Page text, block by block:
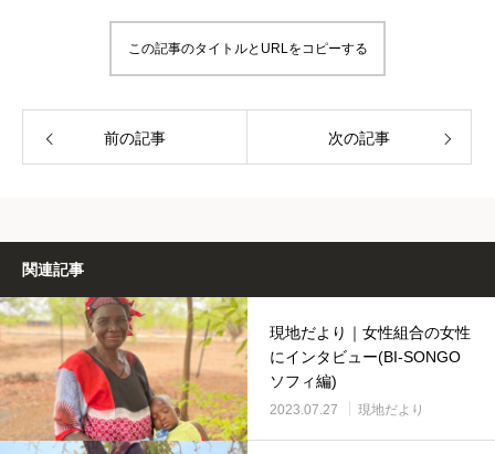
この記事のタイトルとURLをコピーする
前の記事 次の記事
関連記事
現地だより｜女性組合の女性
にインタビュー(BI-SONGO
ソフィ編)
2023.07.27 現地だより